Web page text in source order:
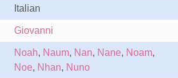
Italian
Giovanni
Noah, Naum, Nan, Nane, Noam,
Noe, Nhan, Nuno